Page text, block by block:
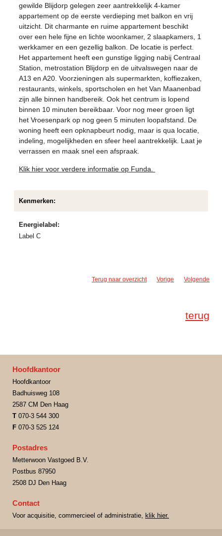
gewilde Blijdorp gelegen zeer aantrekkelijk 4-kamer
appartement op de eerste verdieping met balkon en vrij
uitzicht. Dit charmante en ruime appartement beschikt
over een hele fijne en lichte woonkamer, 2 slaapkamers, 1
werkkamer en een gezellig balkon. De locatie is perfect.
Het appartement heeft een gunstige ligging nabij Centraal
Station, metrostation Blijdorp en de uitvalswegen naar de
A13 en A20. Voorzieningen als supermarkten, koffiezaken,
restaurants, winkels, sportscholen en het Van Maanenbad
zijn alle binnen handbereik. Ook het centrum is lopend
binnen 10 minuten bereikbaar. Voor nog meer groen ligt
het Vroesenpark op nog geen 5 minuten loopafstand. De
woning heeft een opknapbeurt nodig, maar is qua locatie,
indeling, mogelijkheden en sfeer heel aantrekkelijk. Laat je
verrassen en maak snel een afspraak.
Klik hier voor verdere informatie op Funda.
Kenmerken:
Energielabel:
Label C
Terug naar overzicht Vorige Volgende
terug
Hoofdkantoor
Hoofdkantoor
Badhuisweg 108
2587 CM Den Haag
T 070-3 544 300
F 070-3 525 124
Postadres
Metterwoon Vastgoed B.V.
Postbus 87950
2508 DJ Den Haag
Contact
Voor acquisitie, commercieel of administratie, klik hier.